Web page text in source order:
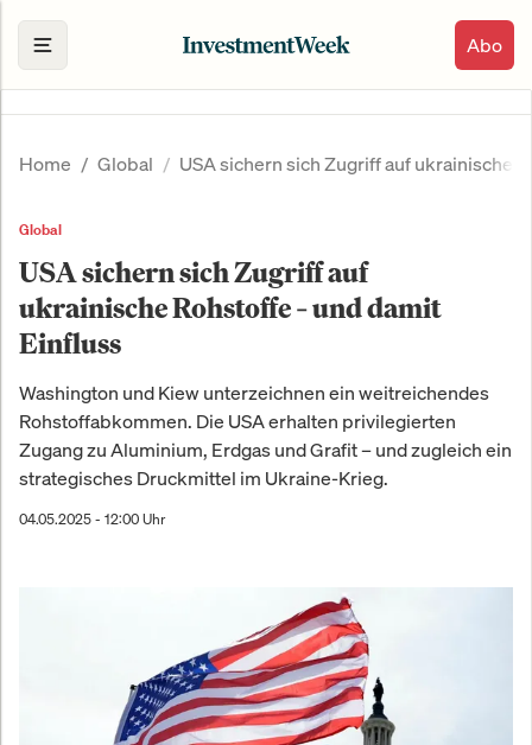
Abo
Home Global USA sichern sich Zugriff auf ukrainische
Global
USA sichern sich Zugriff auf
ukrainische Rohstoffe – und damit
Einfluss
Washington und Kiew unterzeichnen ein weitreichendes
Rohstoffabkommen. Die USA erhalten privilegierten
Zugang zu Aluminium, Erdgas und Grafit – und zugleich ein
strategisches Druckmittel im Ukraine-Krieg.
04.05.2025 - 12:00 Uhr